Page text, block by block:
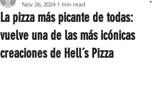
La pizza más picante de todas:
vuelve una de las más icónicas
creaciones de Hell´s Pizza
Nov 26, 2024 1 min read